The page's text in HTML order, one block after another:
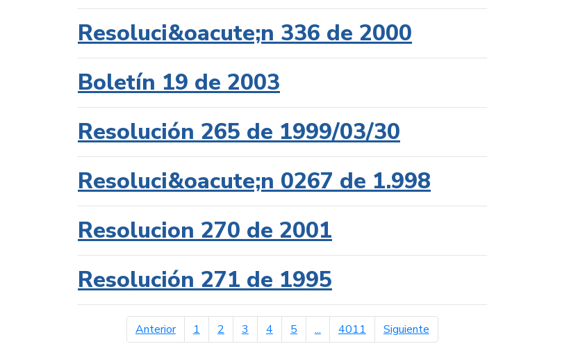
Resoluci&oacute;n 336 de 2000
Boletín 19 de 2003
Resolución 265 de 1999/03/30
Resoluci&oacute;n 0267 de 1.998
Resolucion 270 de 2001
Resolución 271 de 1995
Anteriorpágina anterior
1 2 3 4 5 ... 4011 Siguientepágina siguiente